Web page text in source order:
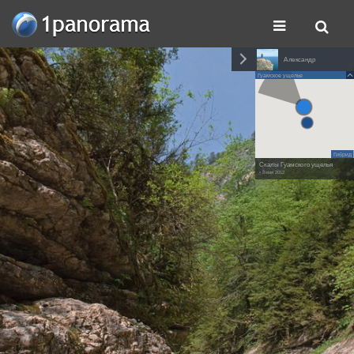
Александр
Гуамское ущелье
Гибрид
Скалы Гуамского ущелья
• 3 мая 2012